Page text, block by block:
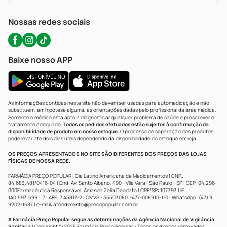
WhatsApp (47) 9202-1687
Nossas redes sociais
Baixe nosso APP
As informações contidas neste site não devem ser usadas para automedicação e não
substituem, em hipótese alguma, as orientações dadas pelo profissional da área médica.
Somente o médico está apto a diagnosticar qualquer problema de saúde e prescrever o
tratamento adequado. Todos os pedidos efetuados estão sujeitos à confirmação da
disponibilidade de produto em nosso estoque.O processo de separação dos produtos
pode levar até dois dias úteis dependendo da disponibilidade do estoque em loja.
OS PREÇOS APRESENTADOS NO SITE SÃO DIFERENTES DOS PREÇOS DAS LOJAS
FÍSICAS DE NOSSA REDE.
FARMÁCIA PREÇO POPULAR | Cia Latino Americana de Medicamentos | CNPJ:
84.683.481/0416-04 | End: Av. Santo Albano, 490 - Vila Vera | São Paulo - SP | CEP: 04.296-
000Farmacêutica Responsável: Amanda Zelia Deodato | CRF/SP: 107393 | IE:
140.593.699.117 | AFE: 7.45817-2 | CMVS - 355030801-477-008910-1-0 | WhatsApp: (47) 9
9202-1687 | e-mail: atendimento@precopopular.com.br.
A Farmácia Preço Popular segue as determinações da Agência Nacional de Vigilância